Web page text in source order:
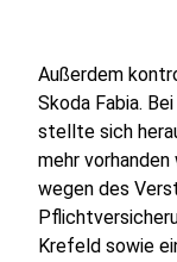
Außerdem
Skoda Fabia.
stellte sich
mehr
wegen des
Krefeld sowie